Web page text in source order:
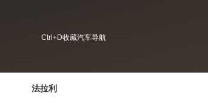
Ctrl+D收藏汽车导航
法拉利